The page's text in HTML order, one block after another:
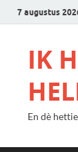
7 augustus
IK
En dè